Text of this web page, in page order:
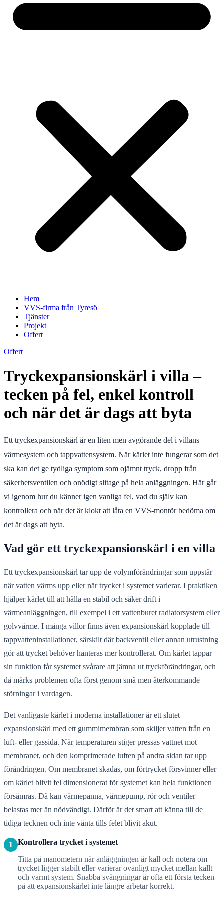
Hem
VVS-firma från Tyresö
Tjänster
Projekt
Offert
Offert
Tryckexpansionskärl i villa –
tecken på fel, enkel kontroll
och när det är dags att byta
Ett tryckexpansionskärl är en liten men avgörande del i villans
värmesystem och tappvattensystem. När kärlet inte fungerar som det
ska kan det ge tydliga symptom som ojämnt tryck, dropp från
säkerhetsventilen och onödigt slitage på hela anläggningen. Här går
vi igenom hur du känner igen vanliga fel, vad du själv kan
kontrollera och när det är klokt att låta en VVS-montör bedöma om
det är dags att byta.
Vad gör ett tryckexpansionskärl i en villa
Ett tryckexpansionskärl tar upp de volymförändringar som uppstår
när vatten värms upp eller när trycket i systemet varierar. I praktiken
hjälper kärlet till att hålla en stabil och säker drift i
värmeanläggningen, till exempel i ett vattenburet radiatorsystem eller
golvvärme. I många villor finns även expansionskärl kopplade till
tappvatteninstallationer, särskilt där backventil eller annan utrustning
gör att trycket behöver hanteras mer kontrollerat. Om kärlet tappar
sin funktion får systemet svårare att jämna ut tryckförändringar, och
då märks problemen ofta först genom små men återkommande
störningar i vardagen.
Det vanligaste kärlet i moderna installationer är ett slutet
expansionskärl med ett gummimembran som skiljer vatten från en
luft- eller gassida. När temperaturen stiger pressas vattnet mot
membranet, och den komprimerade luften på andra sidan tar upp
förändringen. Om membranet skadas, om förtrycket försvinner eller
om kärlet blivit fel dimensionerat för systemet kan hela funktionen
försämras. Då kan värmepanna, värmepump, rör och ventiler
belastas mer än nödvändigt. Därför är det smart att känna till de
tidiga tecknen och inte vänta tills felet blivit akut.
1
Kontrollera trycket i systemet
Titta på manometern när anläggningen är kall och notera om
trycket ligger stabilt eller varierar ovanligt mycket mellan kallt
och varmt system. Snabba svängningar är ofta ett första tecken
på att expansionskärlet inte längre arbetar korrekt.